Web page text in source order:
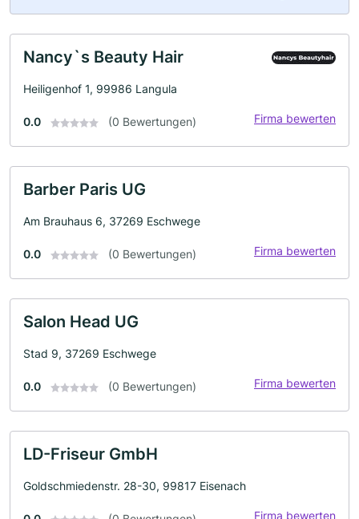
Nancy`s Beauty Hair
Heiligenhof 1, 99986 Langula
0.0 (0 Bewertungen) Firma bewerten
Barber Paris UG
Am Brauhaus 6, 37269 Eschwege
0.0 (0 Bewertungen) Firma bewerten
Salon Head UG
Stad 9, 37269 Eschwege
0.0 (0 Bewertungen) Firma bewerten
LD-Friseur GmbH
Goldschmiedenstr. 28-30, 99817 Eisenach
Firma bewerten